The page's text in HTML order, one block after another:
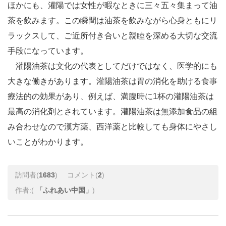
ほかにも、灌陽では女性が暇なときに三々五々集まって油
茶を飲みます。この瞬間は油茶を飲みながら心身ともにリ
ラックスして、ご近所付き合いと親睦を深める大切な交流
手段になっています。
灌陽油茶は文化の代表としてだけではなく、医学的にも
大きな働きがあります。灌陽油茶は胃の消化を助ける食事
療法的の効果があり、例えば、満腹時に1杯の灌陽油茶は
最高の消化剤とされています。灌陽油茶は無添加食品の組
み合わせなので漢方薬、西洋薬と比較しても身体にやさし
いことがわかります。
訪問者(1683) コメント(2)
作者:( 「ふれあい中国」 )